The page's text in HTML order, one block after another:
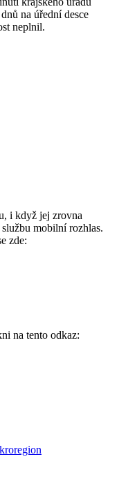
na úřední desce
neplnil.
i když jej zrovna
mobilní rozhlas.
zde:
na tento odkaz: